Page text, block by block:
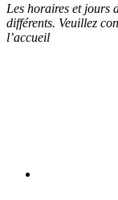
Les horaires et jours
différents. Veuillez
l’accueil